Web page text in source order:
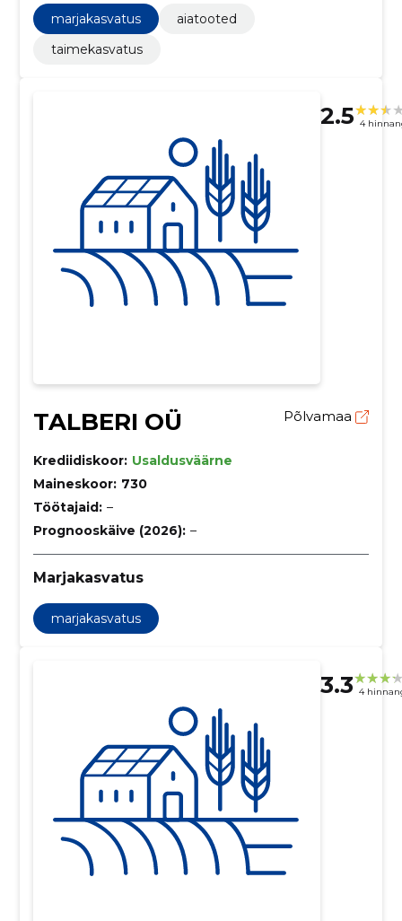
marjakasvatus
aiatooted
taimekasvatus
2.5 4
TALBERI OÜ Põlvamaa
Krediidiskoor: Usaldusväärne
Maineskoor: 730
Töötajaid: –
Prognooskäive (2026): –
Marjakasvatus
marjakasvatus
3.3 4